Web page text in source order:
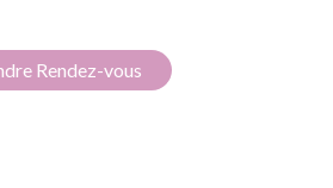
Rendez-vous